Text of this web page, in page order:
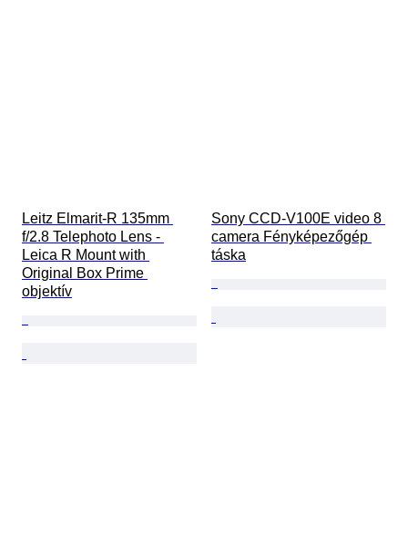
Leitz Elmarit-R 135mm
f/2.8 Telephoto Lens -
Leica R Mount with
Original Box Prime
objektív
Sony CCD-V100E video 8
camera Fényképezőgép
táska